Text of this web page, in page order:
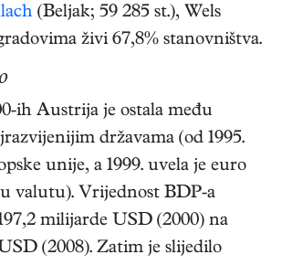
(Beljak; 59 285 st.), Wels
živi 67,8% stanovništva.
ih Austrija je ostala među
državama (od 1995.
unije, a 1999. uvela je euro
valutu). Vrijednost BDP-a
milijarde USD (2000) na
(2008). Zatim je slijedilo